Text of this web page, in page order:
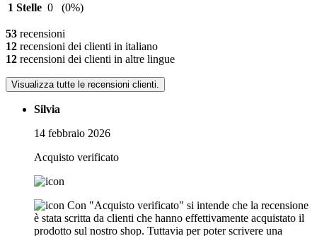
1 Stelle 0 (0%)
53 recensioni
12 recensioni dei clienti in italiano
12 recensioni dei clienti in altre lingue
Visualizza tutte le recensioni clienti.
Silvia
14 febbraio 2026
Acquisto verificato
Con "Acquisto verificato" si intende che la recensione
è stata scritta da clienti che hanno effettivamente acquistato il
prodotto sul nostro shop. Tuttavia per poter scrivere una